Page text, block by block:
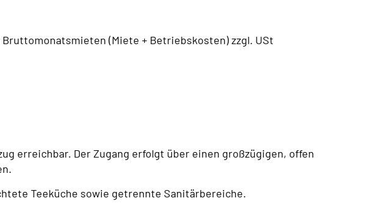
(Miete + Betriebskosten) zzgl. USt
erreichbar. Der Zugang erfolgt über einen großzügigen, offen
Teeküche sowie getrennte Sanitärbereiche.